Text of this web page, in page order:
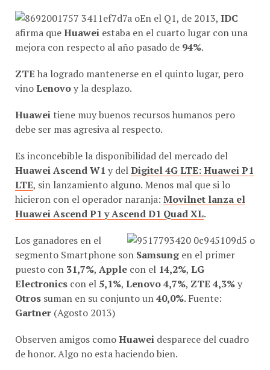
En el Q1, de 2013, IDC
afirma queHuawei estaba en el cuarto lugar con una
mejora con respecto al año pasado de 94%.
ZTE ha logrado mantenerse en el quinto lugar, pero
vinoLenovoy la desplazo.
Huawei tiene muy buenos recursos humanos pero
debe ser mas agresiva al respecto.
Es inconcebible la disponibilidad del mercado del
Huawei Ascend W1 y del Digitel 4G LTE: Huawei P1
LTE, sin lanzamiento alguno. Menos mal que si lo
hicieron con el operador naranja: Movilnet lanza el
Huawei Ascend P1 y Ascend D1 Quad XL.
Los ganadores en el
segmento Smartphone son Samsungen el primer
puesto con 31,7%, Apple con el 14,2%, LG
Electronics con el 5,1%, Lenovo4,7%, ZTE 4,3%y
Otros suman en su conjunto un 40,0%. Fuente:
Gartner (Agosto 2013)
Observen amigos comoHuawei desparece del cuadro
de honor. Algo no esta haciendo bien.